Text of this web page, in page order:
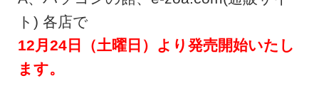
ト) 各店で
12月24日（土曜日）より発売開始いたし
ます。